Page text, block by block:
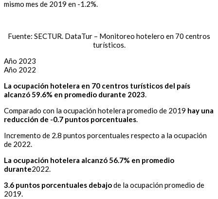
mismo mes de 2019 en -1.2%.
Fuente: SECTUR. DataTur – Monitoreo hotelero en 70 centros
turísticos.
Año 2023
Año 2022
La ocupación hotelera en 70 centros turísticos del país
alcanzó59.6% en promedio durante 2023.
Comparado con la ocupación hotelera promedio de 2019 hay una
reducción de -0.7 puntos porcentuales.
Incremento de 2.8 puntos porcentuales respecto a la ocupación
de 2022.
La ocupación hotelera alcanzó56.7% en promedio
durante2022.
3.6 puntos porcentuales debajode la ocupación promedio de
2019.